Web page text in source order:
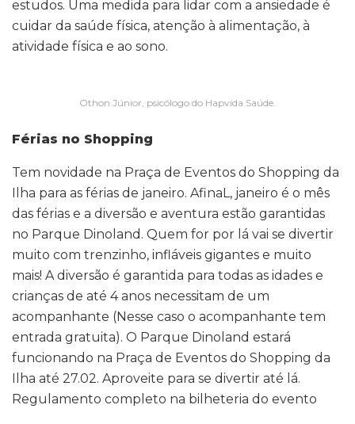
estudos. Uma medida para lidar com a ansiedade é
cuidar da saúde física, atenção à alimentação, à
atividade física e ao sono.
Othon Júnior, psicólogo do Hapvida Saúde.
Férias no Shopping
Tem novidade na Praça de Eventos do Shopping da
Ilha para as férias de janeiro. AfinaL, janeiro é o mês
das férias e a diversão e aventura estão garantidas
no Parque Dinoland. Quem for por lá vai se divertir
muito com trenzinho, infláveis gigantes e muito
mais! A diversão é garantida para todas as idades e
crianças de até 4 anos necessitam de um
acompanhante (Nesse caso o acompanhante tem
entrada gratuita). O Parque Dinoland estará
funcionando na Praça de Eventos do Shopping da
Ilha até 27.02. Aproveite para se divertir até lá.
Regulamento completo na bilheteria do evento